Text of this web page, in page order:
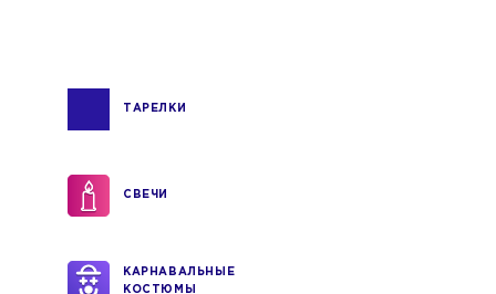
ТАРЕЛКИ
СВЕЧИ
КАРНАВАЛЬНЫЕ
КОСТЮМЫ